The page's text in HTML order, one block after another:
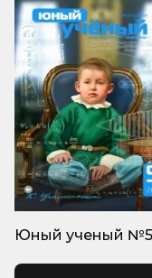
Юный ученый №5